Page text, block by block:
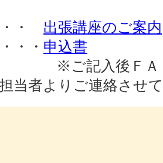
・・ 出張講座のご案内
・・ 申込書
後ＦＡＸにて
当者よりご連絡させ